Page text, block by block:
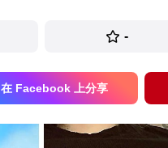
-
在 Facebook 上分享